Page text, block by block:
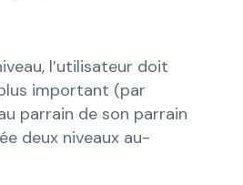
l’utilisateur doit
important (par
parrain de son parrain
deux niveaux au-